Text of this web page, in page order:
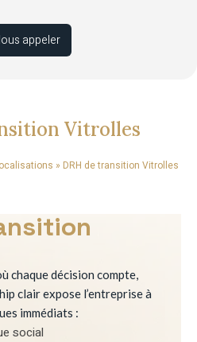
appeler
Vitrolles
» DRH de transition Vitrolles
chaque décision compte,
clair expose l’entreprise à
immédiats :
social